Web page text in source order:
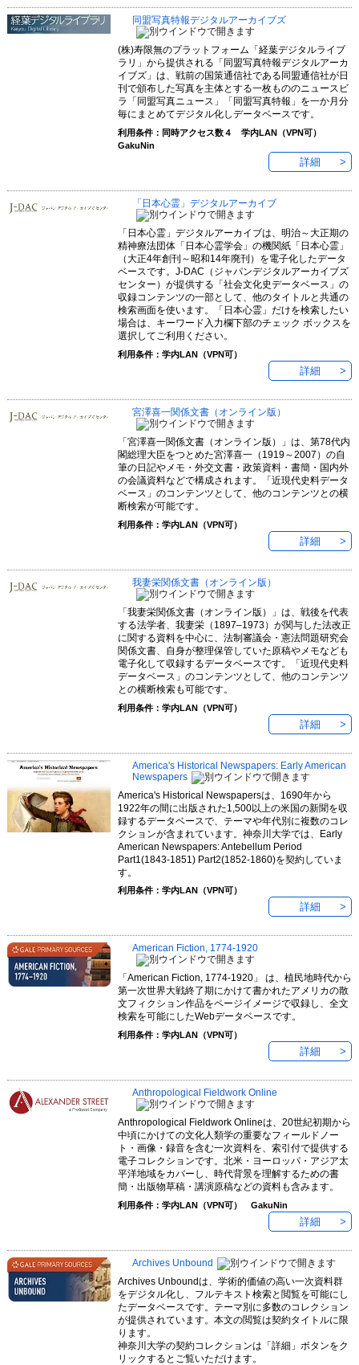
同盟写真特報デジタルアーカイブズ
(株)寿限無のプラットフォーム「経葉デジタルライブ
ラリ」から提供される「同盟写真特報デジタルアーカ
イブズ」は、戦前の国策通信社である同盟通信社が日
刊で頒布した写真を主体とする一枚もののニュースビ
ラ「同盟写真ニュース」「同盟写真特報」を一か月分
毎にまとめてデジタル化しデータベースです。
利用条件：同時アクセス数４ 学内LAN（VPN可）
GakuNin
詳細
「日本心霊」デジタルアーカイブ
「日本心霊」デジタルアーカイブは、明治～大正期の
精神療法団体「日本心霊学会」の機関紙「日本心霊」
（大正4年創刊～昭和14年廃刊）を電子化したデータ
ベースです。J-DAC（ジャパンデジタルアーカイブズ
センター）が提供する「社会文化史データベース」の
収録コンテンツの一部として、他のタイトルと共通の
検索画面を使います。「日本心霊」だけを検索したい
場合は、キーワード入力欄下部のチェック ボックスを
選択してご利用ください。
利用条件：学内LAN（VPN可）
詳細
宮澤喜一関係文書（オンライン版）
「宮澤喜一関係文書（オンライン版）」は、第78代内
閣総理大臣をつとめた宮澤喜一（1919～2007）の自
筆の日記やメモ・外交文書・政策資料・書簡・国内外
の会議資料などで構成されます。「近現代史料データ
ベース」のコンテンツとして、他のコンテンツとの横
断検索が可能です。
利用条件：学内LAN（VPN可）
詳細
我妻栄関係文書（オンライン版）
「我妻栄関係文書（オンライン版）」は、戦後を代表
する法学者、我妻栄（1897–1973）が関与した法改正
に関する資料を中心に、法制審議会・憲法問題研究会
関係文書、自身が整理保管していた原稿やメモなども
電子化して収録するデータベースです。「近現代史料
データベース」のコンテンツとして、他のコンテンツ
との横断検索も可能です。
利用条件：学内LAN（VPN可）
詳細
America's Historical Newspapers: Early American
Newspapers
America's Historical Newspapersは、1690年から
1922年の間に出版された1,500以上の米国の新聞を収
録するデータベースで、テーマや年代別に複数のコレ
クションが含まれています。神奈川大学では、Early
American Newspapers: Antebellum Period
Part1(1843-1851) Part2(1852-1860)を契約していま
す。
利用条件：学内LAN（VPN可）
詳細
American Fiction, 1774-1920
「American Fiction, 1774-1920」 は、植民地時代から
第一次世界大戦終了期にかけて書かれたアメリカの散
文フィクション作品をページイメージで収録し、全文
検索を可能にしたWebデータベースです。
利用条件：学内LAN（VPN可）
詳細
Anthropological Fieldwork Online
Anthropological Fieldwork Onlineは、20世紀初期から
中頃にかけての文化人類学の重要なフィールドノー
ト・画像・録音を含む一次資料を、索引付で提供する
電子コレクションです。北米・ヨーロッパ・アジア太
平洋地域をカバーし、時代背景を理解するための書
簡・出版物草稿・講演原稿などの資料も含みます。
利用条件：学内LAN（VPN可） GakuNin
詳細
Archives Unbound
Archives Unboundは、学術的価値の高い一次資料群
をデジタル化し、フルテキスト検索と閲覧を可能にし
たデータベースです。テーマ別に多数のコレクション
が提供されています。本文の閲覧は契約タイトルに限
ります。
神奈川大学の契約コレクションは「詳細」ボタンをク
リックするとご覧いただけます。